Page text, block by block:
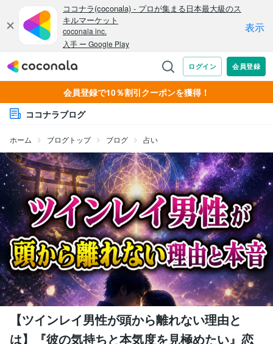
会員登録で10％割引クーポンを獲得！
ココナラブログ
ホーム ブログトップ ブログ 占い
【ツインレイ男性が頭から離れない理由と
は】『彼の気持ちと本気度を見極めたい』恋